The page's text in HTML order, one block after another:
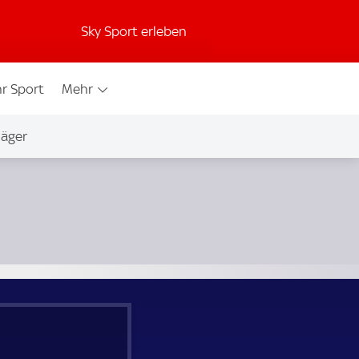
Sky Sport erleben
Sport Mehr